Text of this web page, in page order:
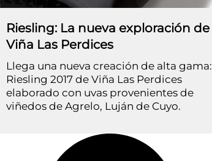
Riesling: La nueva exploración de
Viña Las Perdices
Llega una nueva creación de alta gama:
Riesling 2017 de Viña Las Perdices
elaborado con uvas provenientes de
viñedos de Agrelo, Luján de Cuyo.